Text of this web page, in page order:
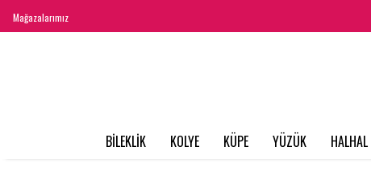
Mağazalarımız
BİLEKLİK KOLYE KÜPE YÜZÜK HALHAL